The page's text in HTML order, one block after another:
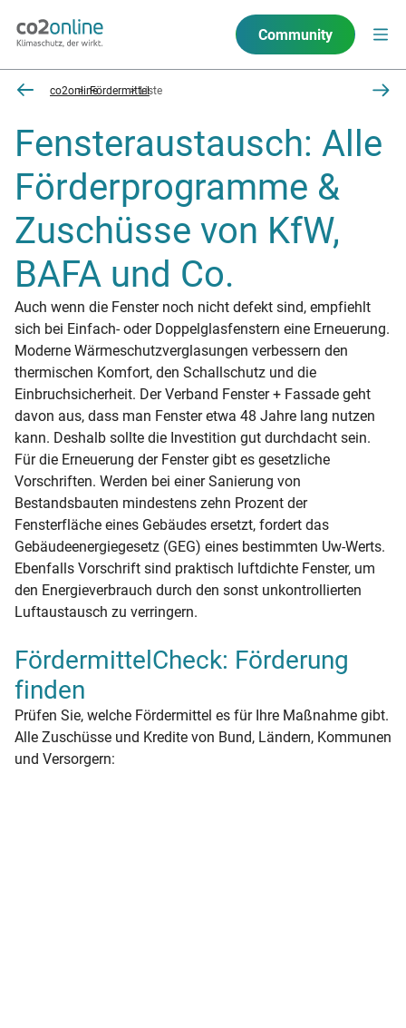
Community
co2onlineFördermittelListe
Fensteraustausch: Alle
Förderprogramme &
Zuschüsse von KfW,
BAFA und Co.
Auch wenn die Fenster noch nicht defekt sind, empfiehlt
sich bei Einfach- oder Doppelglasfenstern eine Erneuerung.
Moderne Wärmeschutzverglasungen verbessern den
thermischen Komfort, den Schallschutz und die
Einbruchsicherheit. Der Verband Fenster + Fassade geht
davon aus, dass man Fenster etwa 48 Jahre lang nutzen
kann. Deshalb sollte die Investition gut durchdacht sein.
Für die Erneuerung der Fenster gibt es gesetzliche
Vorschriften. Werden bei einer Sanierung von
Bestandsbauten mindestens zehn Prozent der
Fensterfläche eines Gebäudes ersetzt, fordert das
Gebäudeenergiegesetz (GEG) eines bestimmten Uw-Werts.
Ebenfalls Vorschrift sind praktisch luftdichte Fenster, um
den Energieverbrauch durch den sonst unkontrollierten
Luftaustausch zu verringern.
FördermittelCheck: Förderung
finden
Prüfen Sie, welche Fördermittel es für Ihre Maßnahme gibt.
Alle Zuschüsse und Kredite von Bund, Ländern, Kommunen
und Versorgern: